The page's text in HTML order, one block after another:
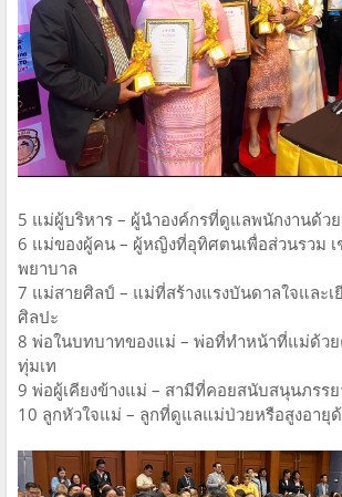
5 แม่ผู้บริหาร – ผู้นำองค์กรที่ดูแลพนักงานด้ว
6 แม่ของผู้คน – ผู้หญิงที่อุทิศตนเพื่อส่วนรวม
พยาบาล
7 แม่สายศิลป์ – แม่ที่สร้างแรงบันดาลใจและเ
ศิลปะ
8 พ่อในบทบาทของแม่ – พ่อที่ทำหน้าที่แม่ด้ว
ทุ่มเท
9 พ่อผู้เคียงข้างแม่ – สามีที่คอยสนับสนุนภรร
10 ลูกหัวใจแม่ – ลูกที่ดูแลแม่ป่วยหรือสูงอา